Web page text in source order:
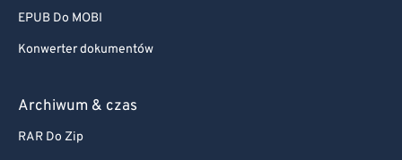
EPUB Do MOBI
Konwerter dokumentów
Archiwum & czas
RAR Do Zip